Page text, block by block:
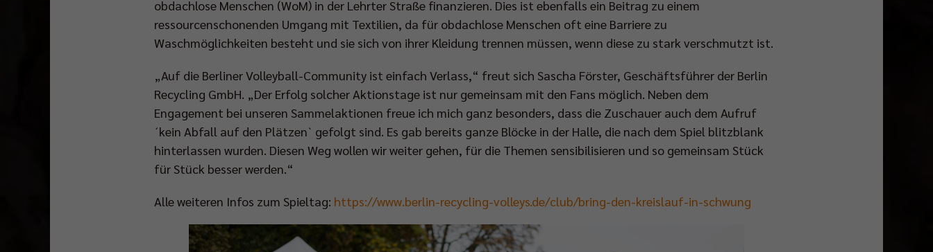
obdachlose Menschen (WoM) in der Lehrter Straße finanzieren. Dies ist ebenfalls ein Beitrag zu einem
ressourcenschonenden Umgang mit Textilien, da für obdachlose Menschen oft eine Barriere zu
Waschmöglichkeiten besteht und sie sich von ihrer Kleidung trennen müssen, wenn diese zu stark verschmutzt ist.
„Auf die Berliner Volleyball-Community ist einfach Verlass,“ freut sich Sascha Förster, Geschäftsführer der Berlin
Recycling GmbH. „Der Erfolg solcher Aktionstage ist nur gemeinsam mit den Fans möglich. Neben dem
Engagement bei unseren Sammelaktionen freue ich mich ganz besonders, dass die Zuschauer auch dem Aufruf
´kein Abfall auf den Plätzen` gefolgt sind. Es gab bereits ganze Blöcke in der Halle, die nach dem Spiel blitzblank
hinterlassen wurden. Diesen Weg wollen wir weiter gehen, für die Themen sensibilisieren und so gemeinsam Stück
für Stück besser werden.“
Alle weiteren Infos zum Spieltag: https://www.berlin-recycling-volleys.de/club/bring-den-kreislauf-in-schwung